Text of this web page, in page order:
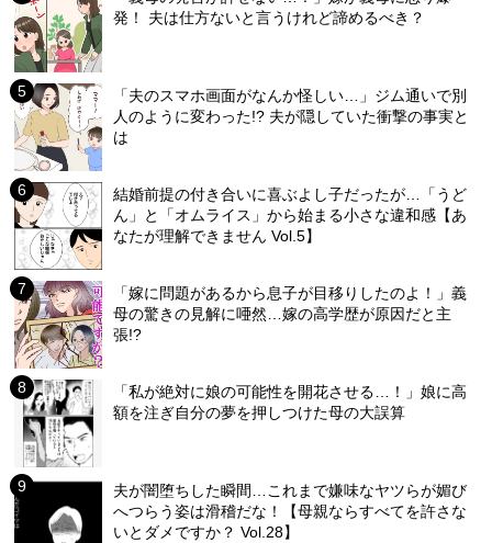
発！ 夫は仕方ないと言うけれど諦めるべき？
「夫のスマホ画面がなんか怪しい…」ジム通いで別
人のように変わった!? 夫が隠していた衝撃の事実と
は
結婚前提の付き合いに喜ぶよし子だったが…「うど
ん」と「オムライス」から始まる小さな違和感【あ
なたが理解できません Vol.5】
「嫁に問題があるから息子が目移りしたのよ！」義
母の驚きの見解に唖然…嫁の高学歴が原因だと主
張!?
「私が絶対に娘の可能性を開花させる…！」娘に高
額を注ぎ自分の夢を押しつけた母の大誤算
夫が闇堕ちした瞬間…これまで嫌味なヤツらが媚び
へつらう姿は滑稽だな！【母親ならすべてを許さな
いとダメですか？ Vol.28】